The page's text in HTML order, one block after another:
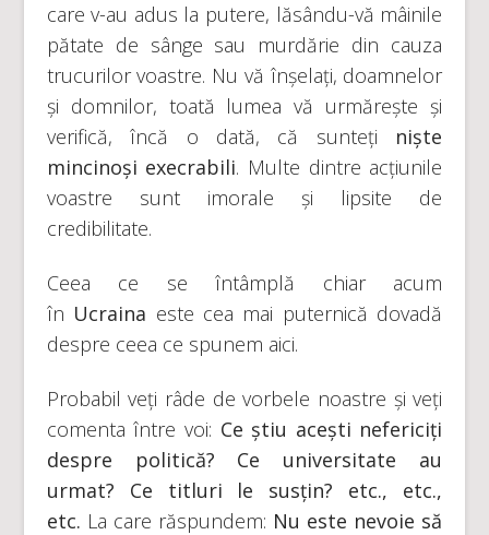
care v-au adus la putere, lăsându-vă mâinile
pătate de sânge sau murdărie din cauza
trucurilor voastre. Nu vă înșelați, doamnelor
și domnilor, toată lumea vă urmărește și
verifică, încă o dată, că sunteți niște
mincinoși execrabili. Multe dintre acțiunile
voastre sunt imorale și lipsite de
credibilitate.
Ceea ce se întâmplă chiar acum
în Ucraina este cea mai puternică dovadă
despre ceea ce spunem aici.
Probabil veți râde de vorbele noastre și veți
comenta între voi: Ce știu acești nefericiți
despre politică? Ce universitate au
urmat? Ce titluri le susțin? etc., etc.,
etc. La care răspundem: Nu este nevoie să